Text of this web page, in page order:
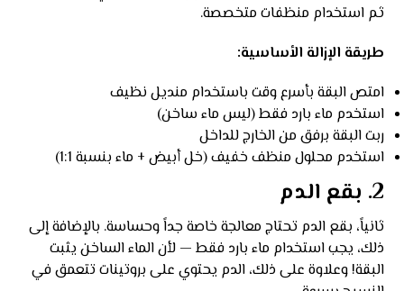
ثم استخدام منظفات متخصصة.
طريقة الإزالة الأساسية:
امتص البقة بأسرع وقت باستخدام منديل نظيف
استخدم ماء بارد فقط (ليس ماء ساخن)
ربت البقة برفق من الخارج للداخل
استخدم محلول منظف خفيف (خل أبيض + ماء بنسبة 1:1)
2. بقع الدم
ثانياً، بقع الدم تحتاج معالجة خاصة جداً وحساسة. بالإضافة إلى
ذلك، يجب استخدام ماء بارد فقط — لأن الماء الساخن يثبت
البقة! وعلاوة على ذلك، الدم يحتوي على بروتينات تتعمق في